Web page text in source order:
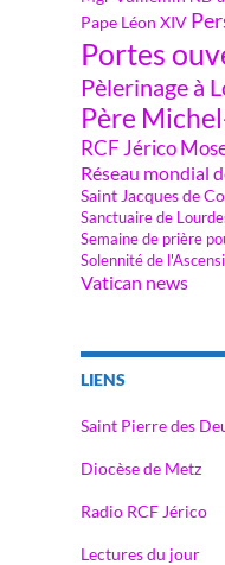
Pape Léon XIV
Portes
Pèlerinage à
Père
RCF Jérico
Réseau mondial
Saint Jacques de
Sanctuaire de
Semaine de prière
Solennité de
Vatican news
LIENS
Saint Pierre des
Diocèse de Metz
Radio RCF Jérico
Lectures du jour